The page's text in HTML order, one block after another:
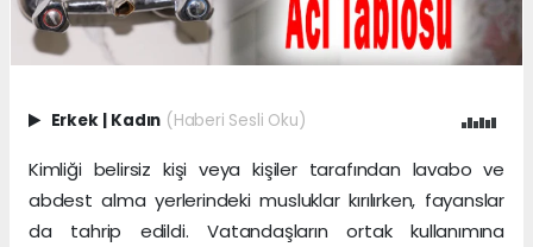
Erkek | Kadın (Haberi Sesli Oku)
Kimliği belirsiz kişi veya kişiler tarafından lavabo ve
abdest alma yerlerindeki musluklar kırılırken, fayanslar
da tahrip edildi. Vatandaşların ortak kullanımına